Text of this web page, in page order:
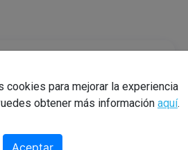
cookies para mejorar la experiencia
obtener más información aquí.
Aceptar